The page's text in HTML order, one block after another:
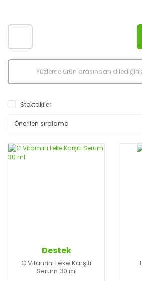
Stoktakiler
Destek
C Vitamini Leke Karşıtı
Serum 30 ml